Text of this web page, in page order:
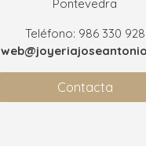
Pontevedra
Teléfono: 986 330 928
Contacta